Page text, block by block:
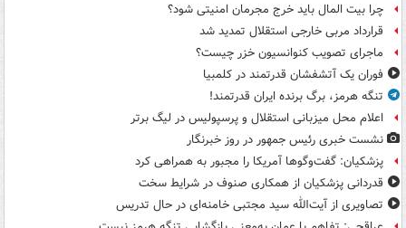
چرا بیت المال باید خرج مجرمان امنیتی شود؟
قرارداد مربی خارجی استقلال تمدید شد
ماجرای تصویب کنوانسیون خزر چیست؟
فوران یک آتشفشان قدرتمند در کلمبیا
تنگه هرمز، برگ برنده ایران قدرتمند!
اعلام محل میزبانی استقلال و پرسپولیس در لیگ برتر
نشست خبری رئیس جمهور در روز خبرنگار
پزشکیان: گفت‌وگوها آمریکا را مجبور به همراهی کرد
قدردانی پزشکیان از همکاری صنوف در شرایط سخت
تصاویری از آیت‌الله سید مجتبی خامنه‌ای در حال تدریس